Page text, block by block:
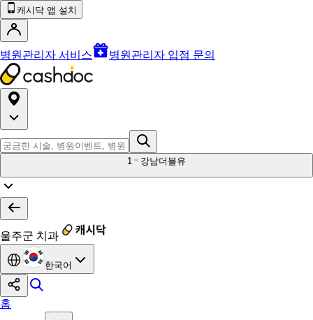
캐시닥 앱 설치
병원관리자 서비스 병원관리자 입점 문의
1 강남더블유
울주군 치과
한국어
홈